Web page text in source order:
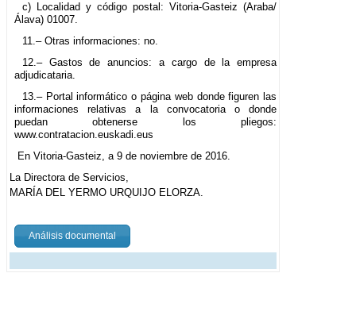
c) Localidad y código postal: Vitoria-Gasteiz (Araba/
Álava) 01007.
11.– Otras informaciones: no.
12.– Gastos de anuncios: a cargo de la empresa
adjudicataria.
13.– Portal informático o página web donde figuren las
informaciones relativas a la convocatoria o donde
puedan obtenerse los pliegos:
www.contratacion.euskadi.eus
En Vitoria-Gasteiz, a 9 de noviembre de 2016.
La Directora de Servicios,
MARÍA DEL YERMO URQUIJO ELORZA.
Análisis documental